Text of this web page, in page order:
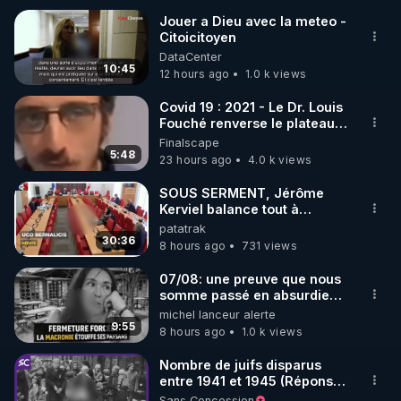
🌱 INSTAGRAM
https://www.instagram.com/rdlr_thierrycasasnovas/
http://rgnr.li/instagram
🌱 LA NEWSLETTER
Pour ne pas rater l’actualité RGNR (stages,
http://rgnr.li/news
🌱 VIDÉOS NON CENSURÉES SUR ODYSEE
Toutes les vidéos Youtube sont aussi sur la
http://rgnr.li/odysee
🌱 LES STAGES EN PRÉSENTIEL
10:45
Jouer a Dieu avec la meteo -
Citoicitoyen
DataCenter
12 hours ago
1.0 k views
5:48
Covid 19 : 2021 - Le Dr. Louis
Fouché renverse le plateau
de CNews !
Finalscape
23 hours ago
4.0 k views
30:36
SOUS SERMENT, Jérôme
Kerviel balance tout à
l'Assemblée !
patatrak
8 hours ago
731 views
9:55
07/08: une preuve que nous
somme passé en absurdie
une dictature qui veut faire
taire ses opposant !
michel lanceur alerte
8 hours ago
1.0 k views
Nombre de juifs disparus
entre 1941 et 1945 (Réponse
à mes accusateurs)